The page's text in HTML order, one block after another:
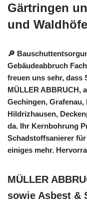
Gärtringen
und
🔎
Gebäudeabbruch
freuen uns sehr,
MÜLLER ABBRUCH,
Gechingen,
Hildrizhausen,
da. Ihr Kernbohrung
Schadstoffsanierer
einiges mehr.
MÜLLER
sowie Asbest &